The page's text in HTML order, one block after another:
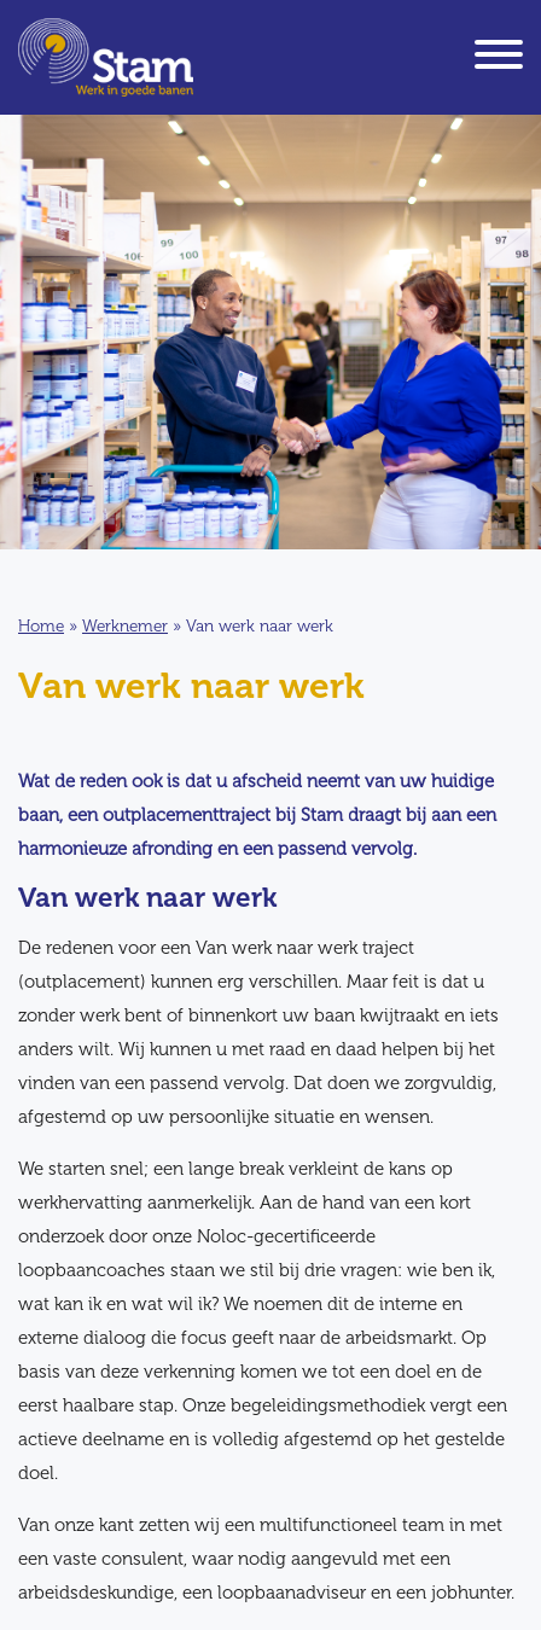
Home » Werknemer » Van werk naar werk
Van werk naar werk
Wat de reden ook is dat u afscheid neemt van uw huidige
baan, een outplacementtraject bij Stam draagt bij aan een
harmonieuze afronding en een passend vervolg.
Van werk naar werk
De redenen voor een Van werk naar werk traject
(outplacement) kunnen erg verschillen. Maar feit is dat u
zonder werk bent of binnenkort uw baan kwijtraakt en iets
anders wilt. Wij kunnen u met raad en daad helpen bij het
vinden van een passend vervolg. Dat doen we zorgvuldig,
afgestemd op uw persoonlijke situatie en wensen.
We starten snel; een lange break verkleint de kans op
werkhervatting aanmerkelijk. Aan de hand van een kort
onderzoek door onze Noloc-gecertificeerde
loopbaancoaches staan we stil bij drie vragen: wie ben ik,
wat kan ik en wat wil ik? We noemen dit de interne en
externe dialoog die focus geeft naar de arbeidsmarkt. Op
basis van deze verkenning komen we tot een doel en de
eerst haalbare stap. Onze begeleidingsmethodiek vergt een
actieve deelname en is volledig afgestemd op het gestelde
doel.
Van onze kant zetten wij een multifunctioneel team in met
een vaste consulent, waar nodig aangevuld met een
arbeidsdeskundige, een loopbaanadviseur en een jobhunter.